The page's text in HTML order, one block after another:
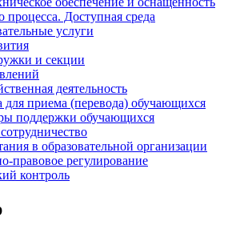
процесса. Доступная среда
услуги
и секции
деятельность
для приема (перевода) обучающихся
поддержки обучающихся
в образовательной организации
правовое регулирование
контроль